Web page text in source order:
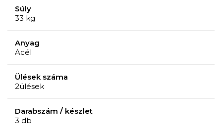
Súly
33 kg
Anyag
Acél
Ülések száma
2ülések
Darabszám / készlet
3 db